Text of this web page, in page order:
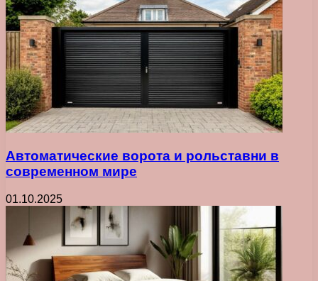
Автоматические ворота и рольставни в
современном мире
01.10.2025